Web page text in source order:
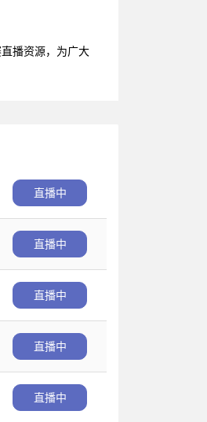
播资源，为广大
直播中
直播中
直播中
直播中
直播中